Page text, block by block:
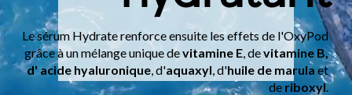
Le sérum Hydrate renforce ensuite les effets de l'OxyPod
grâce à un mélange unique de vitamine E , de vitamine B,
d'acide hyaluronique , d'aquaxyl , d'huile de marula et
de riboxyl.